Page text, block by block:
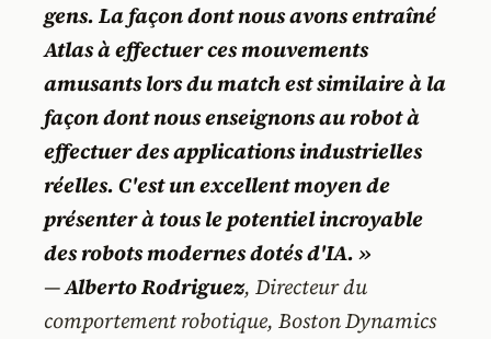
gens. La façon dont nous avons entraîné
Atlas à effectuer ces mouvements
amusants lors du match est similaire à la
façon dont nous enseignons au robot à
effectuer des applications industrielles
réelles. C'est un excellent moyen de
présenter à tous le potentiel incroyable
des robots modernes dotés d'IA. »
—Alberto Rodriguez, Directeur du
comportement robotique, Boston Dynamics